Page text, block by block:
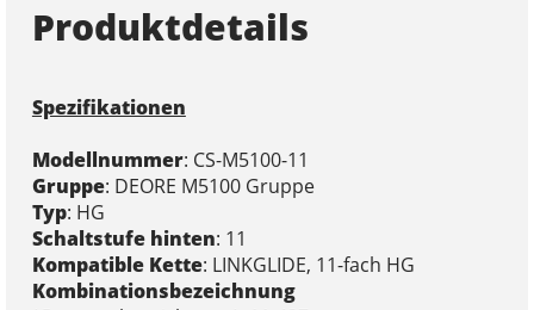
Produktdetails
Spezifikationen
Modellnummer: CS-M5100-11
Gruppe: DEORE M5100 Gruppe
Typ: HG
Schaltstufe hinten: 11
Kompatible Kette: LINKGLIDE, 11-fach HG
Kombinationsbezeichnung